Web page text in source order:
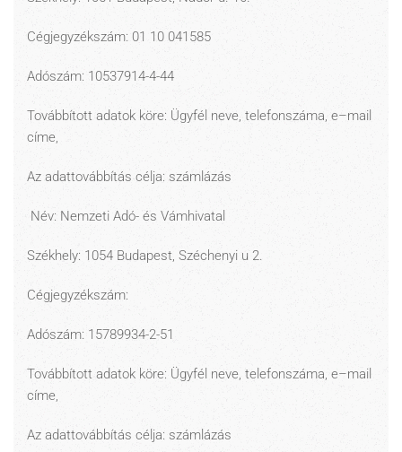
Cégjegyzékszám: 01 10 041585
Adószám: 10537914-4-44
Továbbított adatok köre: Ügyfél neve, telefonszáma, e–mail
címe,
Az adattovábbítás célja: számlázás
Név: Nemzeti Adó- és Vámhivatal
Székhely: 1054 Budapest, Széchenyi u 2.
Cégjegyzékszám:
Adószám: 15789934-2-51
Továbbított adatok köre: Ügyfél neve, telefonszáma, e–mail
címe,
Az adattovábbítás célja: számlázás